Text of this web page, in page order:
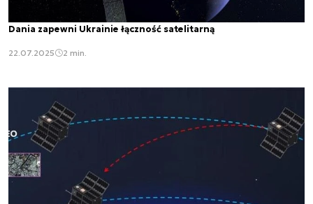
Dania zapewni Ukrainie łączność satelitarną
22.07.2025 2 min.